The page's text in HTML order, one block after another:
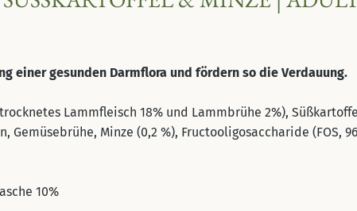
einer gesunden Darmflora und fördern so die Verdauung.
Lammfleisch 18% und Lammbrühe 2%),
Minze (0,2 %), Fructooligosaccharide (FOS,
10%